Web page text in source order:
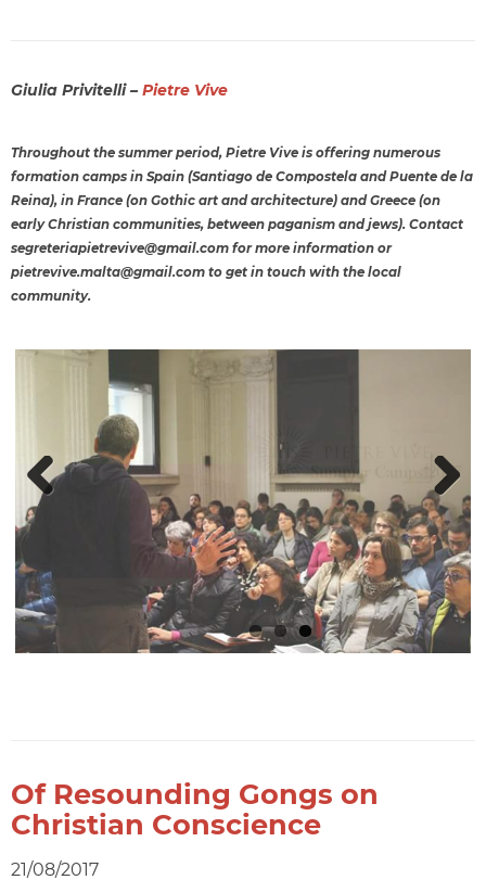
Giulia Privitelli – Pietre Vive
Throughout the summer period, Pietre Vive is offering numerous
formation camps in Spain (Santiago de Compostela and Puente de la
Reina), in France (on Gothic art and architecture) and Greece (on
early Christian communities, between paganism and jews). Contact
segreteriapietrevive@gmail.com for more information or
pietrevive.malta@gmail.com to get in touch with the local
community.
Previ
Next
Of Resounding Gongs on
Christian Conscience